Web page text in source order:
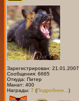
Зарегистрирован: 21.01.2007
Сообщения: 6665
Откуда: Питер
Манат: 400
Награды: 7 (Подробнее... )